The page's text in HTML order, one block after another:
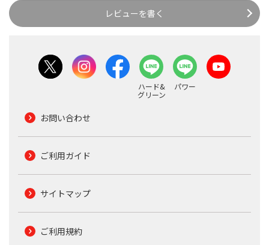
レビューを書く
ハード&
グリーン
パワー
お問い合わせ
ご利用ガイド
サイトマップ
ご利用規約